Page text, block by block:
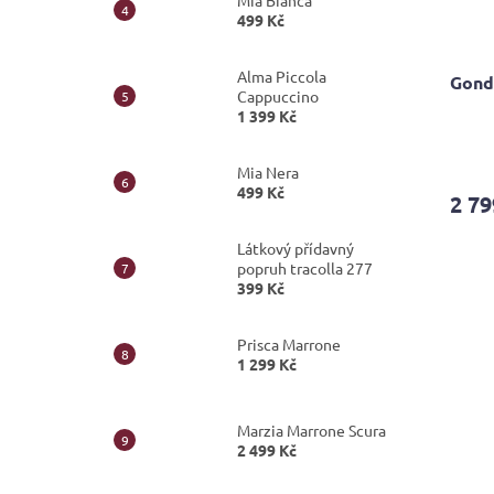
499 Kč
Alma Piccola
Cappuccino
1 399 Kč
Mia Nera
499 Kč
Látkový přídavný
popruh tracolla 277
399 Kč
Prisca Marrone
1 299 Kč
Marzia Marrone Scura
2 499 Kč
je
2